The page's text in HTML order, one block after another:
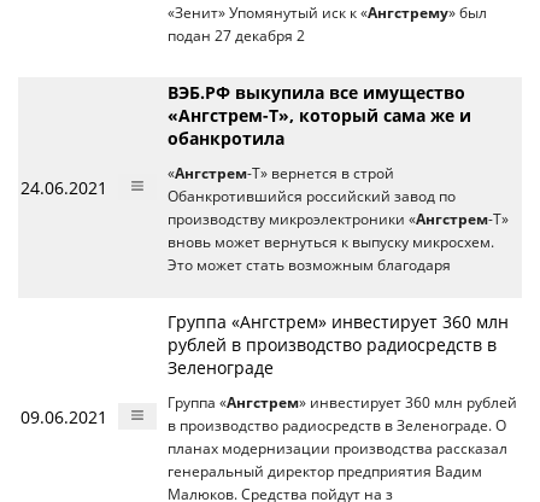
«Зенит» Упомянутый иск к «Ангстрему» был
подан 27 декабря 2
24.06.2021
ВЭБ.РФ выкупила все имущество
«Ангстрем-Т», который сама же и
обанкротила
«Ангстрем-Т» вернется в строй
Обанкротившийся российский завод по
производству микроэлектроники «Ангстрем-Т»
вновь может вернуться к выпуску микросхем.
Это может стать возможным благодаря
09.06.2021
Группа «Ангстрем» инвестирует 360 млн
рублей в производство радиосредств в
Зеленограде
Группа «Ангстрем» инвестирует 360 млн рублей
в производство радиосредств в Зеленограде. О
планах модернизации производства рассказал
генеральный директор предприятия Вадим
Малюков. Средства пойдут на з